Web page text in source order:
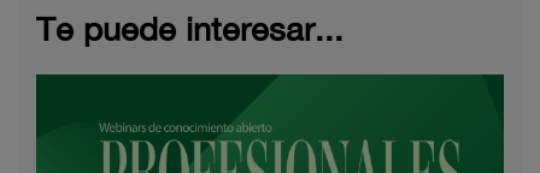
Te puede interesar...